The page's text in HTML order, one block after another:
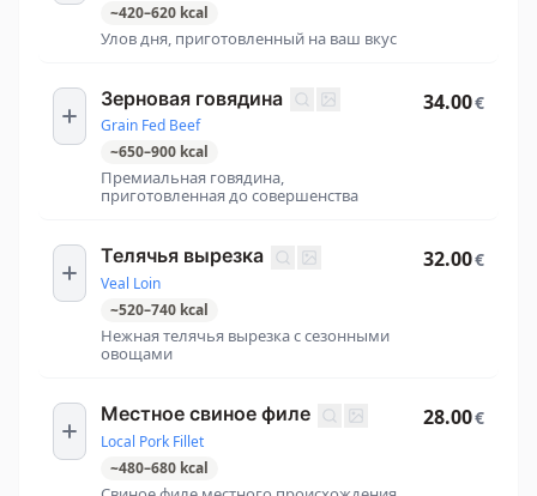
~420–620 kcal
Улов дня, приготовленный на ваш вкус
Зерновая говядина
Grain Fed Beef
~650–900 kcal
Премиальная говядина,
приготовленная до совершенства
34.00€
Телячья вырезка
Veal Loin
~520–740 kcal
Нежная телячья вырезка с сезонными
овощами
32.00€
Местное свиное филе
Local Pork Fillet
~480–680 kcal
28.00€